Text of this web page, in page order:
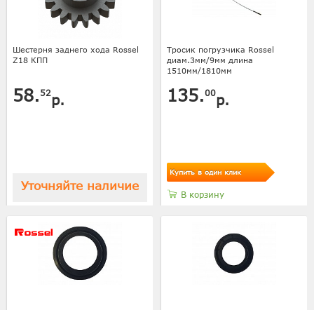
Шестерня заднего хода Rossel
Z18 КПП
58. 52р.
Уточняйте наличие
Тросик погрузчика Rossel
диам.3мм/9мм длина
1510мм/1810мм
135.00р.
Купить в один клик
В корзину